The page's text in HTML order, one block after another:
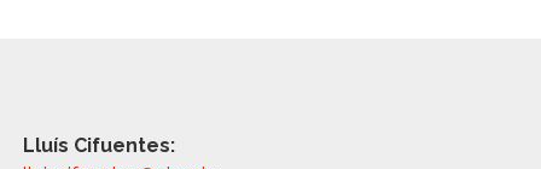
Lluís Cifuentes: